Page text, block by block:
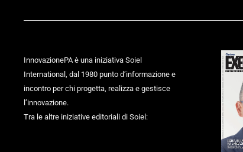
InnovazionePA è una iniziativa Soiel
International, dal 1980 punto d’informazione e
incontro per chi progetta, realizza e gestisce
l’innovazione.
Tra le altre iniziative editoriali di Soiel: